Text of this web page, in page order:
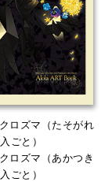
ロズマ（たそがれ
ごと）
ロズマ（あかつき
ごと）